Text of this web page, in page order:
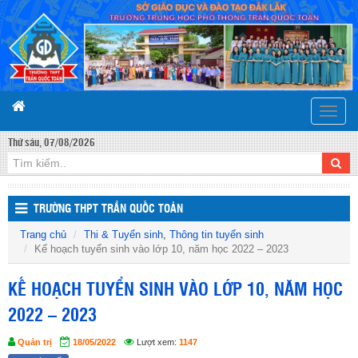
Toggle
Thứ sáu, 07/08/2026
TRƯỜNG THPT TRẦN QUỐC TOẢN
Trang chủ Thi & Tuyển sinh Thông tin tuyển sinh
Kế hoạch tuyển sinh vào lớp 10, năm học 2022 – 2023
KẾ HOẠCH TUYỂN SINH VÀO LỚP 10, NĂM HỌC
2022 – 2023
Quản trị 18/05/2022 Lượt xem: 1147